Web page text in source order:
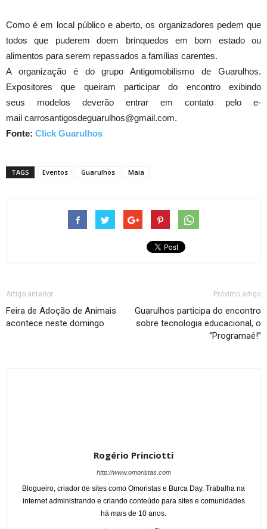
Como é em local público e aberto, os organizadores pedem que
todos que puderem doem brinquedos em bom estado ou
alimentos para serem repassados a famílias carentes.
A organização é do grupo Antigomobilismo de Guarulhos.
Expositores que queiram participar do encontro exibindo
seus modelos deverão entrar em contato pelo e-
mail carrosantigosdeguarulhos@gmail.com.
Fonte: Click Guarulhos
TAGS Eventos Guarulhos Maia
Artigo anterior
Feira de Adoção de Animais
acontece neste domingo
Próximo artigo
Guarulhos participa do encontro
sobre tecnologia educacional, o
“Programaê!”
Rogério Princiotti
http://www.omoristas.com
Blogueiro, criador de sites como Omoristas e Burca Day. Trabalha na
internet administrando e criando conteúdo para sites e comunidades
há mais de 10 anos.